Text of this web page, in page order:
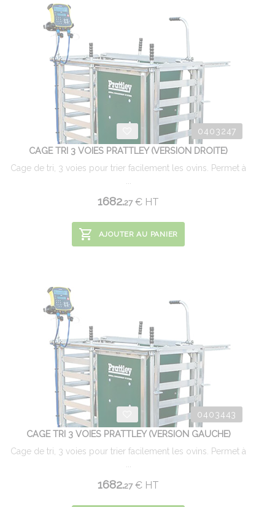
0403247
CAGE TRI 3 VOIES PRATTLEY (VERSION DROITE)
Cage de tri, 3 voies pour trier facilement les ovins. Permet à
1682.27 € HT
AJOUTER AU PANIER
0403443
CAGE TRI 3 VOIES PRATTLEY (VERSION GAUCHE)
Cage de tri, 3 voies pour trier facilement les ovins. Permet à
1682.27 € HT